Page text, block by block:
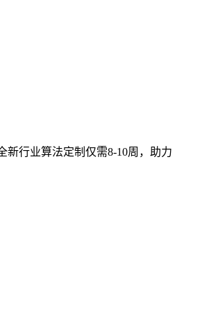
新行业算法定制仅需8-10周，助力